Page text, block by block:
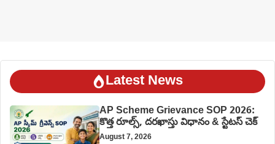
Latest News
AP Scheme Grievance SOP 2026:
కొత్త రూల్స్, దరఖాస్తు విధానం & స్టేటస్ చెక్
August 7, 2026